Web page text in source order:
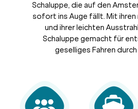
Schaluppe, die auf den
sofort ins Auge fällt. Mit ihren
und ihrer leichten
Schaluppe gemacht für
geselliges Fahren